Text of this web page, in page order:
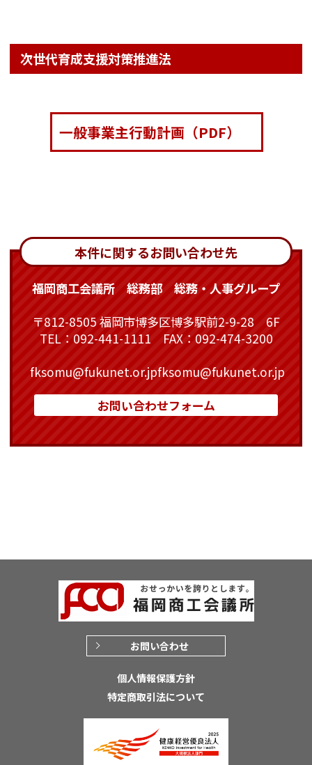
次世代育成支援対策推進法
一般事業主行動計画（PDF）
本件に関するお問い合わせ先
福岡商工会議所 総務部 総務・人事グループ
〒812-8505 福岡市博多区博多駅前2-9-28 6F
TEL：092-441-1111 FAX：092-474-3200
fksomu@fukunet.or.jpfksomu@fukunet.or.jp
お問い合わせフォーム
お問い合わせ
個人情報保護方針
特定商取引法について